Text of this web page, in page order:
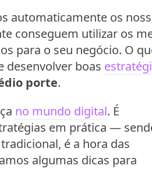
automaticamente os
conseguem utilizar os
para o seu negócio. O
desenvolver boas
porte.
no mundo digital. É
em prática —
é a hora das
algumas dicas para